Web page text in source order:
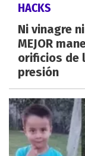
HACKS
Ni vinagre
MEJOR
orificios de
presión